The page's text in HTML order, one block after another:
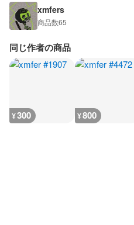
xmfers
商品数65
同じ作者の商品
¥300 ¥800